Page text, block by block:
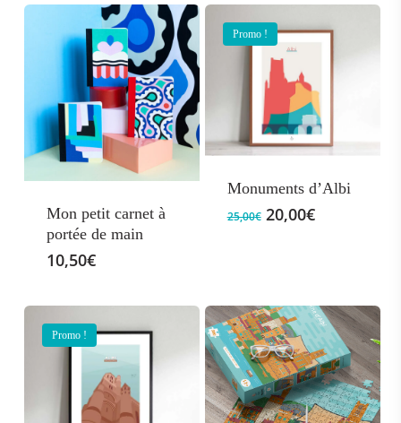
Mon petit carnet à
portée de main
10,50€
Promo !
Monuments d’Albi
25,00€ Le
20,00€Le
Promo !